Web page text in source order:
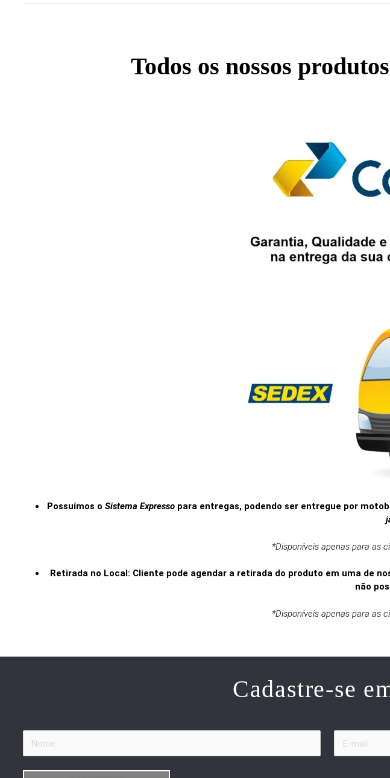
Todos os nossos
Possuímos oSistema Expresso para entregas, podendo ser entregue por
*Disponíveis apenas para as
Retirada no Local: Cliente pode agendar a retirada do produto em uma de
não
*Disponíveisapenas para as
Cadastre-se